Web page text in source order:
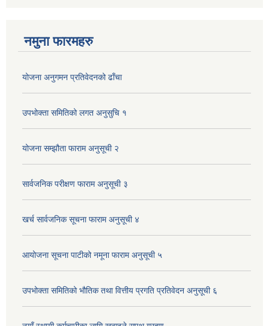
नमुना फारमहरु
योजना अनुगमन प्रतिवेदनको ढाँचा
उपभोक्ता समितिको लगत अनुसुचि १
योजना सम्झौता फाराम अनुसूची २
सार्वजनिक परीक्षण फाराम अनुसूची ३
खर्च सार्वजनिक सूचना फाराम अनुसूची ४
आयोजना सूचना पाटीको नमूना फाराम अनुसूची ५
उपभोक्ता समितिको भौतिक तथा वित्तीय प्रगति प्रतिवेदन अनुसूची ६